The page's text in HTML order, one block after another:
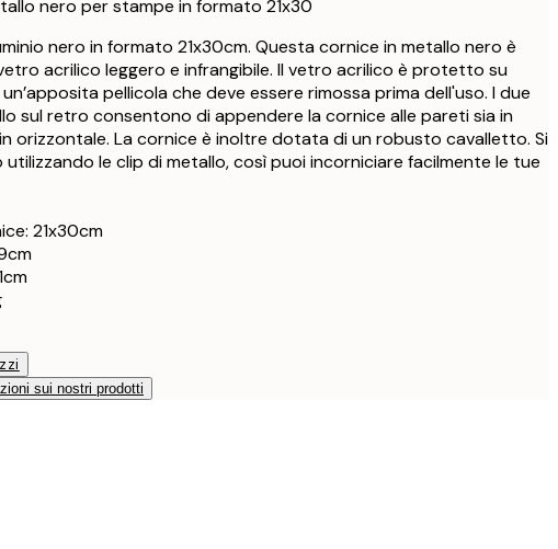
39 €
33,15 €
38,21 €
44,95 €
nero per stampe in formato 21x30
nero in formato 21x30cm. Questa cornice in metallo nero è
acrilico leggero e infrangibile. Il vetro acrilico è protetto su
pellicola che deve essere rimossa prima dell'uso. I due
sul retro consentono di appendere la cornice alle pareti sia in
orizzontale. La cornice è inoltre dotata di un robusto cavalletto. Si
le clip di metallo, così puoi incorniciare facilmente le tue
21x30cm
sui nostri prodotti